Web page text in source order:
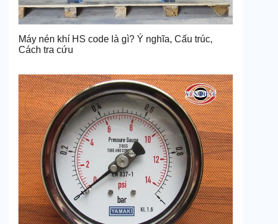
Máy nén khí HS code là gì? Ý nghĩa, Cấu trúc,
Cách tra cứu